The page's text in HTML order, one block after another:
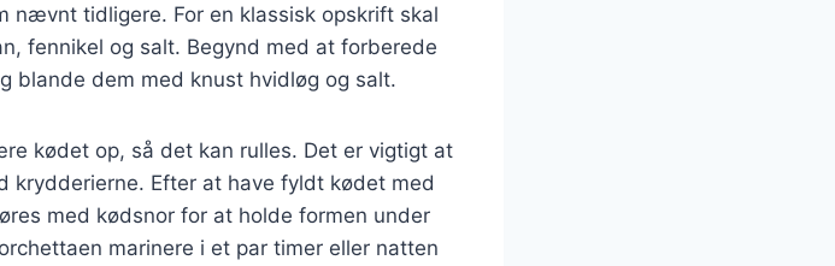
tidligere. For en klassisk opskrift skal
fennikel og salt. Begynd med at forberede
blande dem med knust hvidløg og salt.
kødet op, så det kan rulles. Det er vigtigt at
Efter at have fyldt kødet med
med kødsnor for at holde formen under
marinere i et par timer eller natten